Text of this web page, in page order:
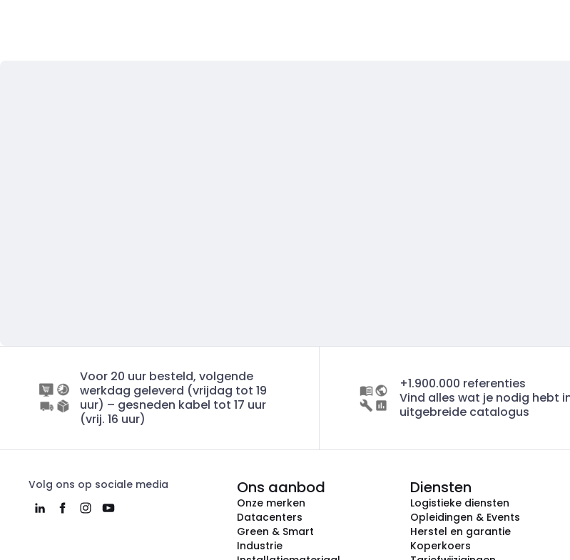
Voor 20 uur besteld, volgende
werkdag geleverd (vrijdag tot 19
uur) – gesneden kabel tot 17 uur
(vrij. 16 uur)
+1.900.000 referenties
Vind alles wat je nodig hebt
uitgebreide catalogus
Volg ons op sociale media Ons aanbod
Onze merken
Datacenters
Green & Smart
Industrie
Diensten
Logistieke diensten
Opleidingen & Events
Herstel en garantie
Koperkoers